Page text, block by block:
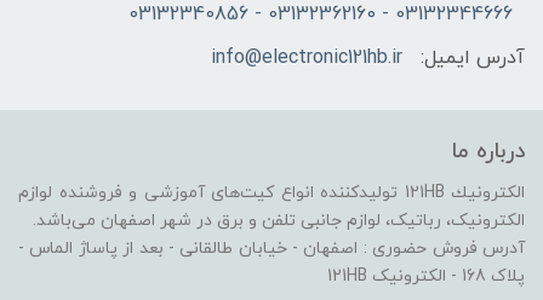
03132344666 - 03132362160 - 03132340856
آدرس ایمیل:
info@electronic121hb.ir
درباره ما
الكترونيك 121HB توليدكننده انواع کیت‌های آموزشی و فروشنده لوازم
الکترونیک، رباتیک، لوازم جانبی تلفن و برق در شهر اصفهان می‌باشد.
آدرس فروش حضوری : اصفهان - خیابان طالقانی - بعد از پاساژ الماس -
پلاک 168 - الکترونیک 121HB